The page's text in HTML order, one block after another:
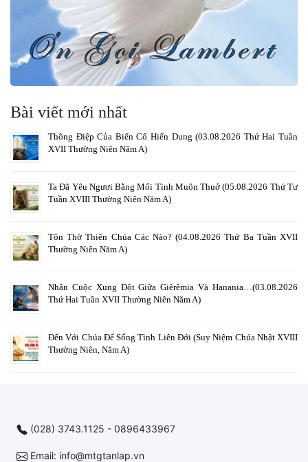
Bài viết mới nhất
Thông Điệp Của Biến Cố Hiển Dung (03.08.2026 Thứ Hai Tuần
XVII Thường Niên Năm A)
Ta Đã Yêu Ngươi Bằng Mối Tình Muôn Thuở (05.08.2026 Thứ Tư
Tuần XVIII Thường Niên Năm A)
Tôn Thờ Thiên Chúa Các Nào? (04.08.2026 Thứ Ba Tuần XVII
Thường Niên Năm A)
Nhân Cuộc Xung Đột Giữa Giêrêmia Và Hanania…(03.08.2026
Thứ Hai Tuần XVII Thường Niên Năm A)
Đến Với Chúa Để Sống Tình Liên Đới (Suy Niệm Chúa Nhật XVIII
Thường Niên, Năm A)
(028) 3743.1125 - 0896433967
Email: info@mtgtanlap.vn